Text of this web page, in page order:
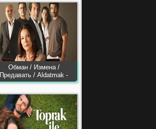
Обман / Измена /
Предавать / Aldatmak -